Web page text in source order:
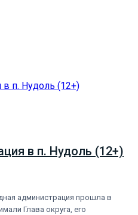
в п. Нудоль (12+)
администрация прошла в
Глава округа, его